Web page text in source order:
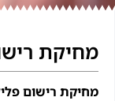
מחיקת
מחיקת רישום